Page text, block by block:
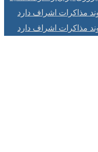
مذاکرات اشراف دارد
مذاکرات اشراف دارد